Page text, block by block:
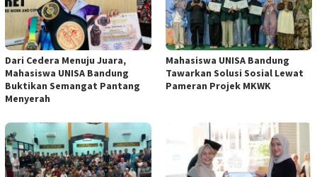
Dari Cedera Menuju Juara,
Mahasiswa UNISA Bandung
Buktikan Semangat Pantang
Menyerah
Mahasiswa UNISA Bandung
Tawarkan Solusi Sosial Lewat
Pameran Projek MKWK